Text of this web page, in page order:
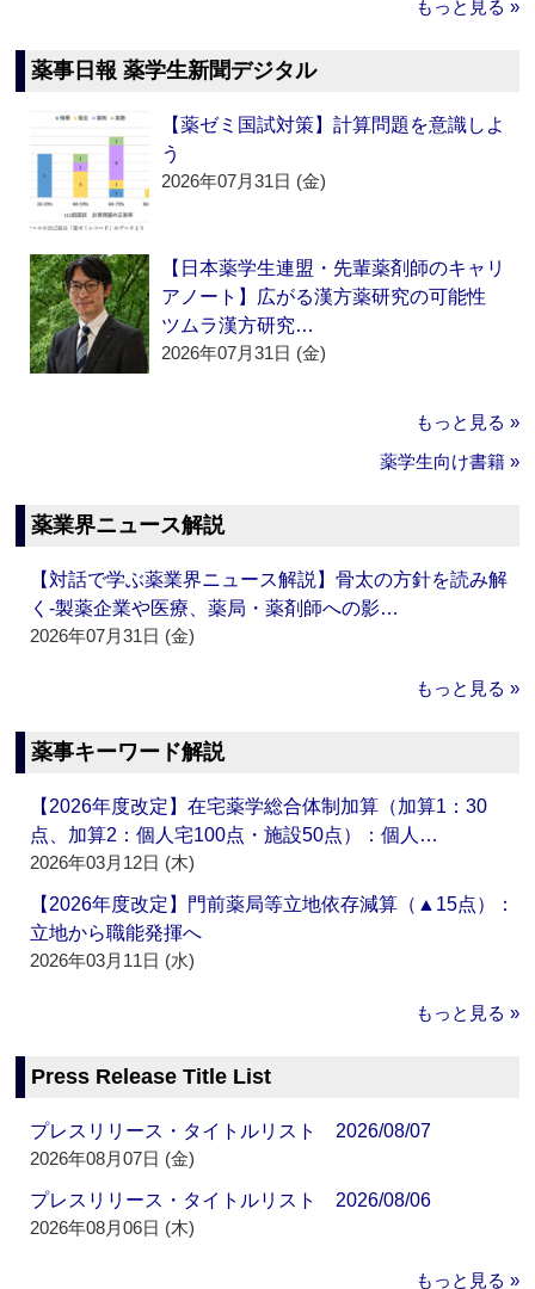
もっと見る »
薬事日報 薬学生新聞デジタル
【薬ゼミ国試対策】計算問題を意識しよ
う
2026年07月31日 (金)
【日本薬学生連盟・先輩薬剤師のキャリ
アノート】広がる漢方薬研究の可能性
ツムラ漢方研究…
2026年07月31日 (金)
もっと見る »
薬学生向け書籍 »
薬業界ニュース解説
【対話で学ぶ薬業界ニュース解説】骨太の方針を読み解
く‐製薬企業や医療、薬局・薬剤師への影…
2026年07月31日 (金)
もっと見る »
薬事キーワード解説
【2026年度改定】在宅薬学総合体制加算（加算1：30
点、加算2：個人宅100点・施設50点）：個人…
2026年03月12日 (木)
【2026年度改定】門前薬局等立地依存減算（▲15点）：
立地から職能発揮へ
2026年03月11日 (水)
もっと見る »
Press Release Title List
プレスリリース・タイトルリスト 2026/08/07
2026年08月07日 (金)
プレスリリース・タイトルリスト 2026/08/06
2026年08月06日 (木)
もっと見る »